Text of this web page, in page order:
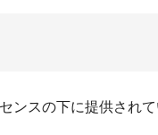
ンスの下に提供され